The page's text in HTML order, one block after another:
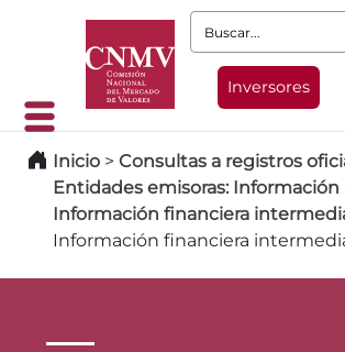
Buscar:
Inversores
Inicio > Consultas a registros
Entidades emisoras:
Información financiera
Información financiera